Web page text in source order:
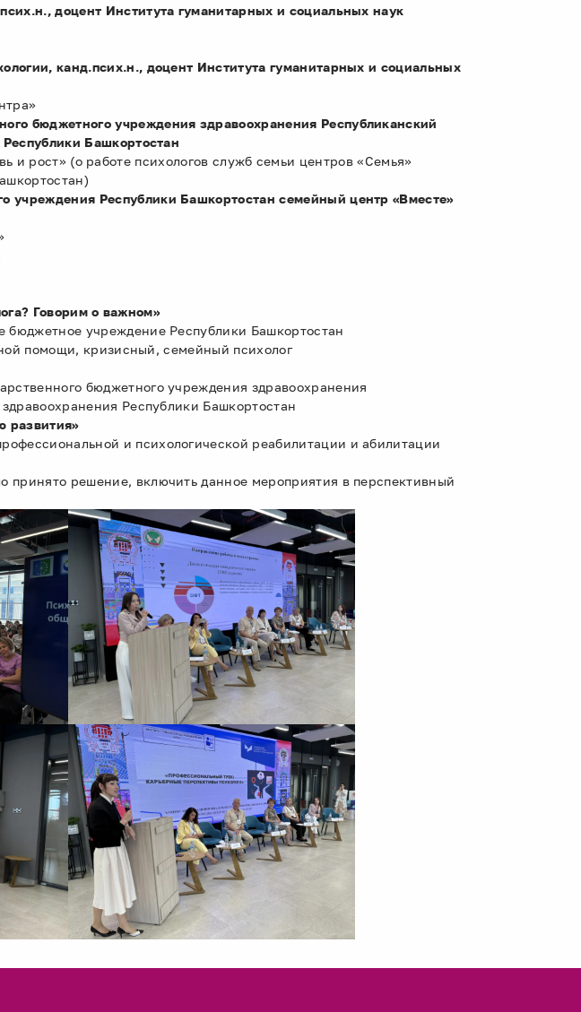
доцент Института гуманитарных и социальных наук
канд.псих.н., доцент Института гуманитарных и социальных
бюджетного учреждения здравоохранения Республиканский
Башкортостан
и рост» (о работе психологов служб семьи центров «Семья»
учреждения Республики Башкортостан семейный центр «Вместе»
Говорим о важном»
учреждение Республики Башкортостан
помощи, кризисный, семейный психолог
бюджетного учреждения здравоохранения
Республики Башкортостан
развития»
и психологической реабилитации и абилитации
решение, включить данное мероприятия в перспективный